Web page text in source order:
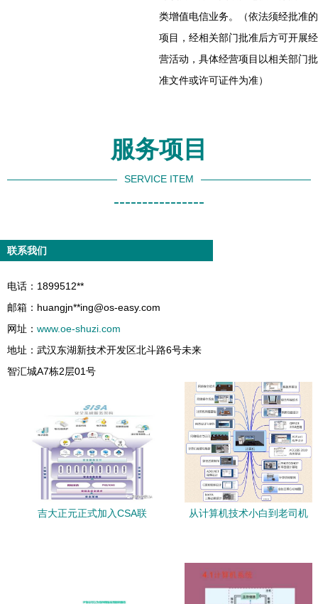
类增值电信业务。（依法须经批准的
项目，经相关部门批准后方可开展经
营活动，具体经营项目以相关部门批
准文件或许可证件为准）
服务项目
SERVICE ITEM
----------------
联系我们
电话：1899512**
邮箱：huangjn**ing@os-easy.com
网址： www.oe-shuzi.com
地址：武汉东湖新技术开发区北斗路6号未来
智汇城A7栋2层01号
吉大正元正式加入CSA联
从计算机技术小白到老司机